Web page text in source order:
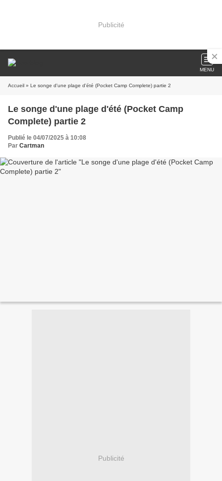
Publicité
MENU
Accueil » Le songe d'une plage d'été (Pocket Camp Complete) partie 2
Le songe d'une plage d'été (Pocket Camp
Complete) partie 2
Publié le 04/07/2025 à 10:08
Par Cartman
Publicité